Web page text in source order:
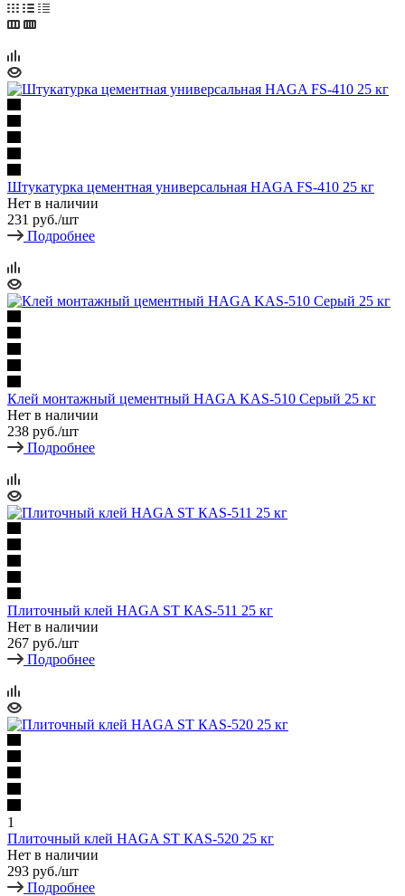
Штукатурка цементная универсальная HAGA FS-410 25 кг
Нет в наличии
231 руб./шт
Подробнее
Клей монтажный цементный HAGA KAS-510 Серый 25 кг
Нет в наличии
238 руб./шт
Подробнее
Плиточный клей HAGA ST КАS-511 25 кг
Нет в наличии
267 руб./шт
Подробнее
1
Плиточный клей HAGA ST КАS-520 25 кг
Нет в наличии
293 руб./шт
Подробнее